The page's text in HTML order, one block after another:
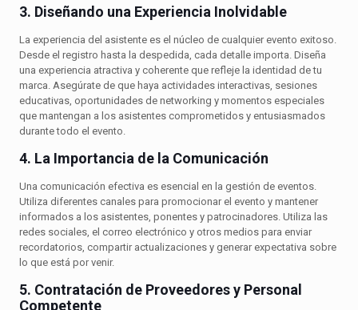
3. Diseñando una Experiencia Inolvidable
La experiencia del asistente es el núcleo de cualquier evento exitoso.
Desde el registro hasta la despedida, cada detalle importa. Diseña
una experiencia atractiva y coherente que refleje la identidad de tu
marca. Asegúrate de que haya actividades interactivas, sesiones
educativas, oportunidades de networking y momentos especiales
que mantengan a los asistentes comprometidos y entusiasmados
durante todo el evento.
4. La Importancia de la Comunicación
Una comunicación efectiva es esencial en la gestión de eventos.
Utiliza diferentes canales para promocionar el evento y mantener
informados a los asistentes, ponentes y patrocinadores. Utiliza las
redes sociales, el correo electrónico y otros medios para enviar
recordatorios, compartir actualizaciones y generar expectativa sobre
lo que está por venir.
5. Contratación de Proveedores y Personal
Competente